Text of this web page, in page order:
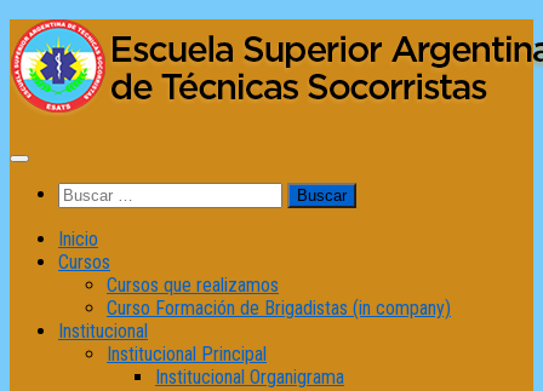
Saltar
al
contenido
Buscar:
Inicio
Cursos
Cursos que realizamos
Curso Formación de Brigadistas (in company)
Institucional
Institucional Principal
Institucional Organigrama